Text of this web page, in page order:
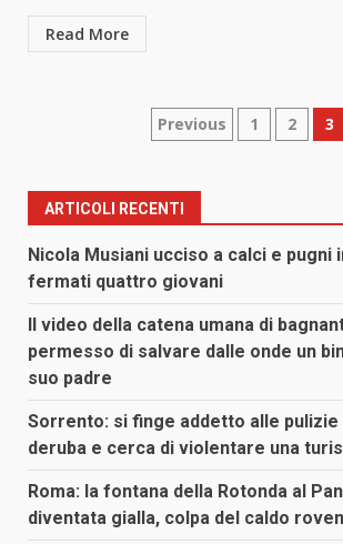
Read More
Paginazione
articoli
Previous 1 2 3
ARTICOLI RECENTI
Nicola Musiani ucciso a calci e pugni
fermati quattro giovani
Il video della catena umana di
permesso di salvare dalle onde un
suo padre
Sorrento: si finge addetto alle pulizie
deruba e cerca di violentare una
Roma: la fontana della Rotonda al
diventata gialla, colpa del caldo